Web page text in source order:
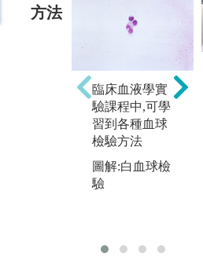
方法
臨床血液學實
驗課程中,可學
習到各種血球
檢驗方法
圖解:白血球檢
驗